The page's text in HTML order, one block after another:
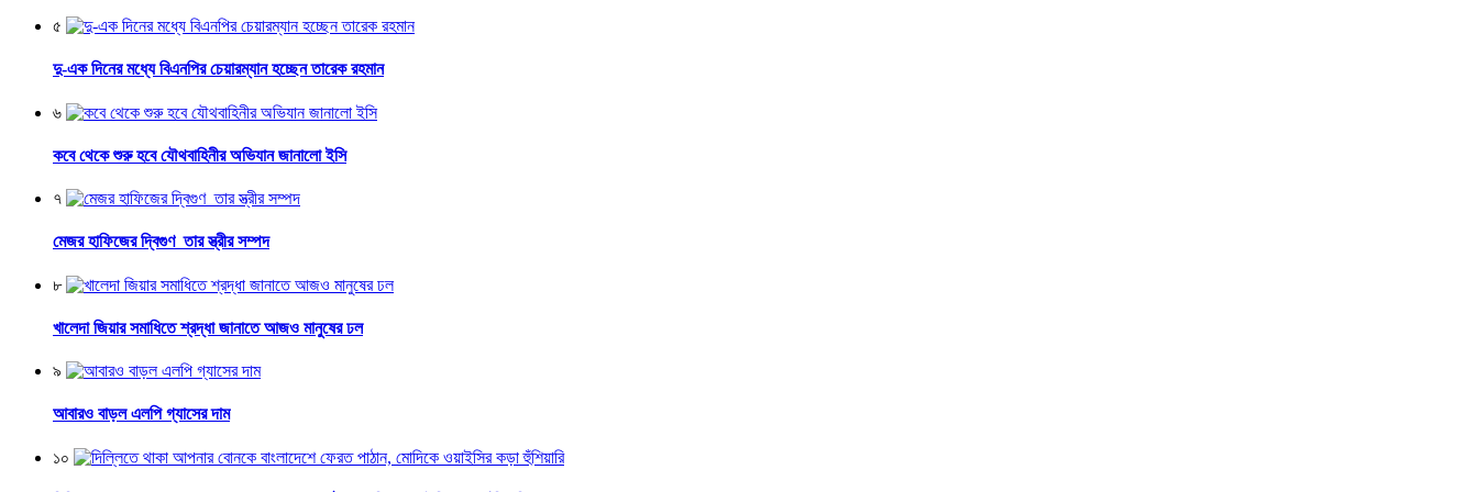
৫
দু-এক দিনের মধ্যে বিএনপির চেয়ারম্যান হচ্ছেন তারেক রহমান
৬
কবে থেকে শুরু হবে যৌথবাহিনীর অভিযান জানালো ইসি
৭
মেজর হাফিজের দ্বিগুণ তার স্ত্রীর সম্পদ
৮
খালেদা জিয়ার সমাধিতে শ্রদ্ধা জানাতে আজও মানুষের ঢল
৯
আবারও বাড়ল এলপি গ্যাসের দাম
১০